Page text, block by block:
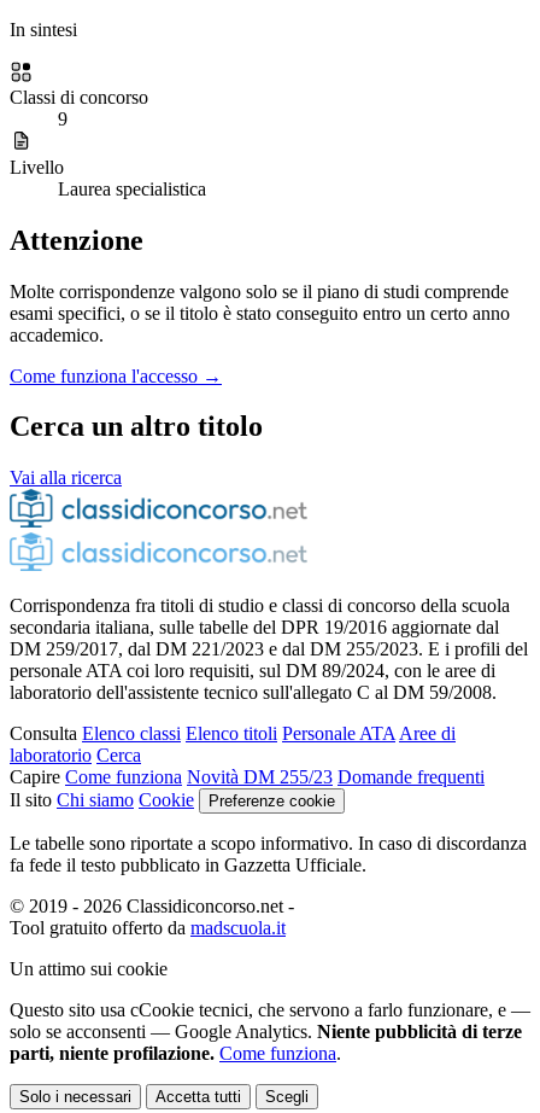
In sintesi
Classi di concorso
9
Livello
Laurea specialistica
Attenzione
Molte corrispondenze valgono solo se il piano di studi comprende
esami specifici, o se il titolo è stato conseguito entro un certo anno
accademico.
Come funziona l'accesso →
Cerca un altro titolo
Vai alla ricerca
Corrispondenza fra titoli di studio e classi di concorso della scuola
secondaria italiana, sulle tabelle del DPR 19/2016 aggiornate dal
DM 259/2017, dal DM 221/2023 e dal DM 255/2023. E i profili del
personale ATA coi loro requisiti, sul DM 89/2024, con le aree di
laboratorio dell'assistente tecnico sull'allegato C al DM 59/2008.
Consulta Elenco classi Elenco titoli Personale ATA Aree di
laboratorio Cerca
Capire Come funziona Novità DM 255/23 Domande frequenti
Il sito Chi siamo Cookie Preferenze cookie
Le tabelle sono riportate a scopo informativo. In caso di discordanza
fa fede il testo pubblicato in Gazzetta Ufficiale.
© 2019 - 2026 Classidiconcorso.net -
Tool gratuito offerto da madscuola.it
Un attimo sui cookie
Questo sito usa cCookie tecnici, che servono a farlo funzionare, e —
solo se acconsenti — Google Analytics. Niente pubblicità di terze
parti, niente profilazione. Come funziona.
Solo i necessari Accetta tutti Scegli